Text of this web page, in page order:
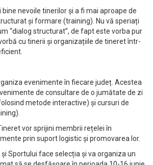
nevoile tinerilor și a fi mai aproape de
și formare (training). Nu vă speriați
“dialog structurat”, de fapt este vorba pur
cu tinerii și organizațiile de tineret într-
evenimente în fiecare județ. Acestea
de consultare de o jumătate de zi
metode interactive) și cursuri de
vor sprijini membrii rețelei în
prin suport logistic și promovarea lor.
Sportului face selecția și va organiza un